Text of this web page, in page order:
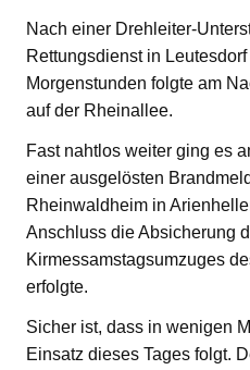
Nach einer Drehleiter-
Rettungsdienst in
Morgenstunden folgte am
auf der Rheinallee.
Fast nahtlos weiter ging es
einer ausgelösten
Rheinwaldheim in
Anschluss die Absicherung
Kirmessamstagsumzuges
erfolgte.
Sicher ist, dass in wenigen
Einsatz dieses Tages folgt.